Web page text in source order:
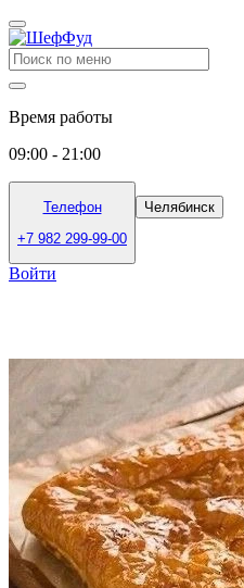
Время работы
09:00 - 21:00
Телефон
+7 982 299-99-00
Челябинск
Войти